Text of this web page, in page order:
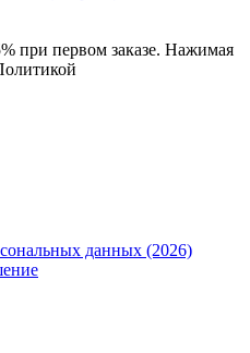
при первом заказе. Нажимая
данных (2026)